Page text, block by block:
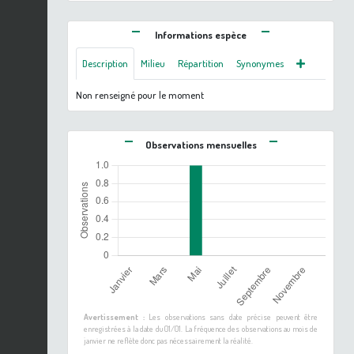
Informations espèce
Description Milieu Répartition Synonymes
Non renseigné pour le moment
Observations mensuelles
Avertissement :Les observations sans date précise peuvent être
enregistrées à la date du 01/01. La fréquence des observations au mois de
janvier ne reflète donc pas nécessairement la réalité.